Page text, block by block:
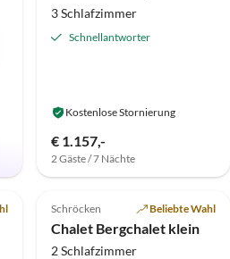
3 Schlafzimmer
Schnellantworter
Kostenlose Stornierung
€ 1.157,-
2 Gäste / 7 Nächte
Top-Inserat
Schröcken Beliebte Wahl
Chalet Bergchalet klein
2 Schlafzimmer